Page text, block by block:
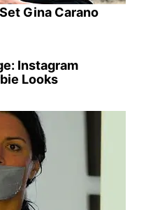
Gina Carano
Instagram
Looks